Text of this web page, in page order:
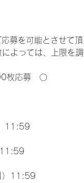
募を可能とさせて
よっては、上限を
枚応募　〇
11:59
11:59
）11:59